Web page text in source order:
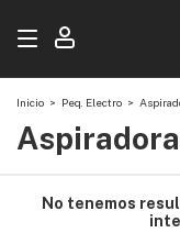
Inicio > Peq. Electro >
No tenemos